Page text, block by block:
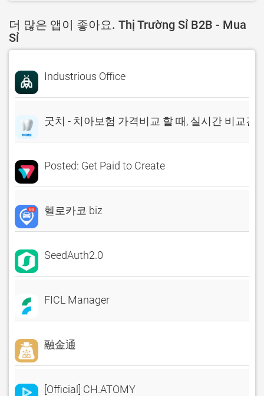
더 많은 앱이 좋아요. Thị Trường Sỉ B2B - Mua
Sỉ
Industrious Office
굿치 - 치아보험 가격비교 할 때, 실시간 비교견
Posted: Get Paid to Create
헬로카코 biz
SeedAuth2.0
FICL Manager
融金通
[Official] CH.ATOMY